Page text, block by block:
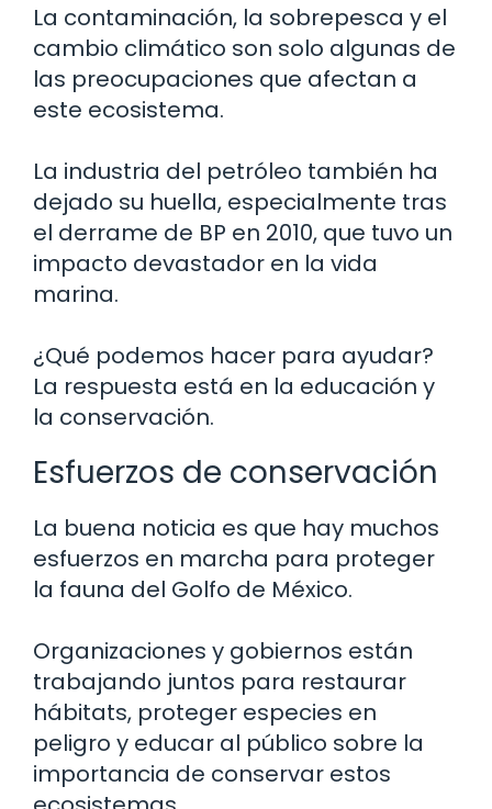
La contaminación, la sobrepesca y el
cambio climático son solo algunas de
las preocupaciones que afectan a
este ecosistema.
La industria del petróleo también ha
dejado su huella, especialmente tras
el derrame de BP en 2010, que tuvo un
impacto devastador en la vida
marina.
¿Qué podemos hacer para ayudar?
La respuesta está en la educación y
la conservación.
Esfuerzos de conservación
La buena noticia es que hay muchos
esfuerzos en marcha para proteger
la fauna del Golfo de México.
Organizaciones y gobiernos están
trabajando juntos para restaurar
hábitats, proteger especies en
peligro y educar al público sobre la
importancia de conservar estos